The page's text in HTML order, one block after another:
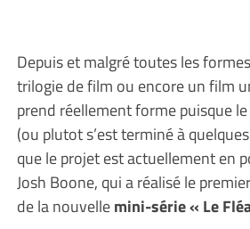
Depuis et malgré toutes les
trilogie de film ou encore un film
prend réellement forme puisque
(ou plutot s’est terminé à
que le projet est actuellement en
Josh Boone, qui a réalisé le
de la nouvellemini-série « Le